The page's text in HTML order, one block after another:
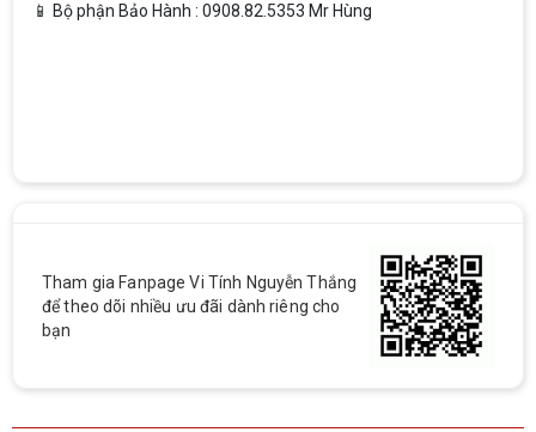
📱 Bộ phận Bảo Hành : 0908.82.5353 Mr Hùng
Tham gia Fanpage Vi Tính Nguyễn Thắng
để theo dõi nhiều ưu đãi dành riêng cho
bạn